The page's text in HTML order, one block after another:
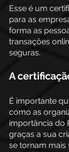
Esse é um
para as
forma as
transações
seguras.
A
É importante
como as
importância do
graças a sua
se tornam mais